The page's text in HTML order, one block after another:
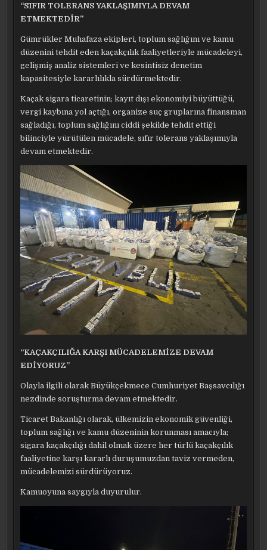
“SIFIR TOLERANS YAKLAŞIMIYLA DEVAM
ETMEKTEDİR”
Gümrükler Muhafaza ekipleri, toplum sağlığını ve kamu
düzenini tehdit eden kaçakçılık faaliyetleriyle mücadeleyi,
gelişmiş analiz sistemleri ve kesintisiz denetim
kapasitesiyle kararlılıkla sürdürmektedir.
Kaçak sigara ticaretinin; kayıt dışı ekonomiyi büyüttüğü,
vergi kaybına yol açtığı, organize suç gruplarına finansman
sağladığı, toplum sağlığını ciddi şekilde tehdit ettiği
bilinciyle yürütülen mücadele, sıfır tolerans yaklaşımıyla
devam etmektedir.
“KAÇAKÇILIĞA KARŞI MÜCADELEMİZE DEVAM
EDİYORUZ”
Olayla ilgili olarak Büyükçekmece Cumhuriyet Başsavcılığı
nezdinde soruşturma devam etmektedir.
Ticaret Bakanlığı olarak, ülkemizin ekonomik güvenliği,
toplum sağlığı ve kamu düzeninin korunması amacıyla;
sigara kaçakçılığı dahil olmak üzere her türlü kaçakçılık
faaliyetine karşı kararlı duruşumuzdan taviz vermeden,
mücadelemizi sürdürüyoruz.
Kamuoyuna saygıyla duyurulur.